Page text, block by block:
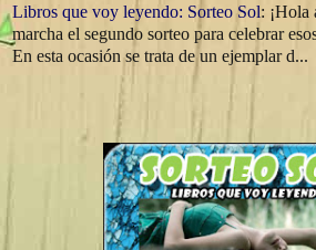
Libros que voy leyendo: Sorteo Sol: ¡Hola
marcha el segundo sorteo para celebrar
En esta ocasión se trata de un ejemplar d...